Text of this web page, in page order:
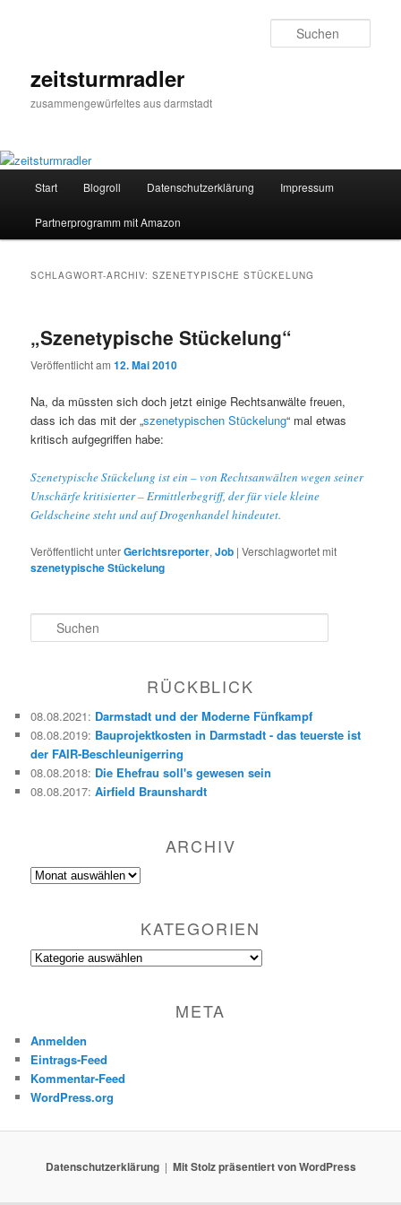
zeitsturmradler
zusammengewürfeltes aus darmstadt
Start Blogroll Datenschutzerklärung Impressum
Partnerprogramm mit Amazon
SCHLAGWORT-ARCHIV:SZENETYPISCHE STÜCKELUNG
„Szenetypische Stückelung“
Veröffentlicht am12. Mai 2010
Na, da müssten sich doch jetzt einige Rechtsanwälte freuen,
dass ich das mit der „szenetypischen Stückelung“ mal etwas
kritisch aufgegriffen habe:
Szenetypische Stückelung ist ein – von Rechtsanwälten wegen seiner
Unschärfe kritisierter – Ermittlerbegriff, der für viele kleine
Geldscheine steht und auf Drogenhandel hindeutet.
Veröffentlicht unterGerichtsreporter,Job |Verschlagwortet mit
szenetypische Stückelung
u
RÜCKBLICK
08.08.2021: Darmstadt und der Moderne Fünfkampf
08.08.2019: Bauprojektkosten in Darmstadt - das teuerste ist
der FAIR-Beschleunigerring
08.08.2018: Die Ehefrau soll's gewesen sein
08.08.2017:Airfield Braunshardt
ARCHIV
Archiv
KATEGORIEN
Kategorien
META
Anmelden
Eintrags-Feed
Kommentar-Feed
WordPress.org
Datenschutzerklärung Mit Stolz präsentiert von WordPress